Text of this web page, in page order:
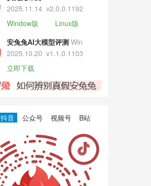
2025.11.14 v2.0.0.1192
Window版
Linux版
安兔兔AI大模型评测 Win
2025.10.20 v1.1.0.1103
立即下载
抖音 公众号 视频号 B站